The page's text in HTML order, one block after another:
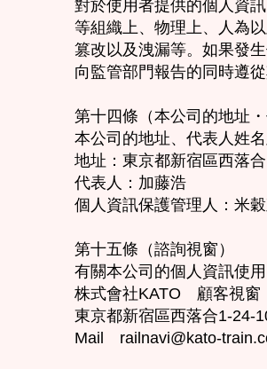
對於使用者提供的個人資
等組織上、物理上、人為
篡改以及洩漏等。如果發
向監管部門報告的同時遵
第十四條（本公司的地址
本公司的地址、代表人姓
地址：東京都新宿區西落
代表人：加藤浩
個人資訊保護管理人：米
第十五條（諮詢視窗）
有關本公司的個人資訊使
株式會社KATO 顧客視窗
東京都新宿區西落合1-24-
Mail railnavi@kato-